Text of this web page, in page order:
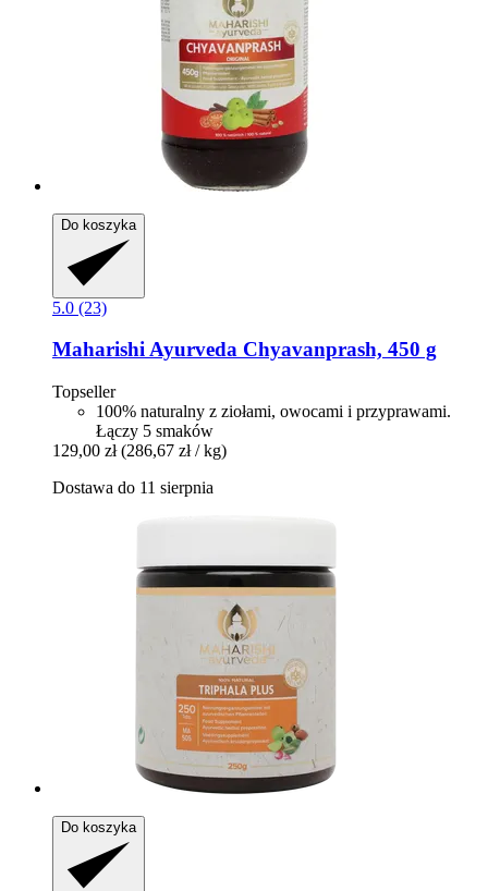
Do koszyka
5.0 (23)
Maharishi Ayurveda Chyavanprash, 450 g
Topseller
100% naturalny z ziołami, owocami i przyprawami.
Łączy 5 smaków
129,00 zł (286,67 zł / kg)
Dostawa do 11 sierpnia
Do koszyka